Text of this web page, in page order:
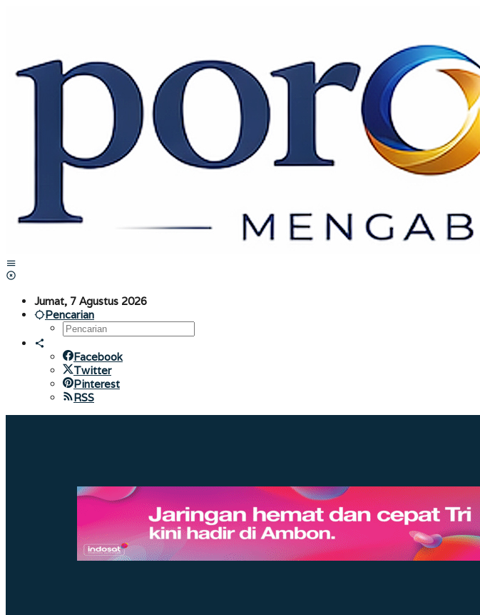
Jumat, 7 Agustus 2026
Pencarian
Facebook
Twitter
Pinterest
RSS